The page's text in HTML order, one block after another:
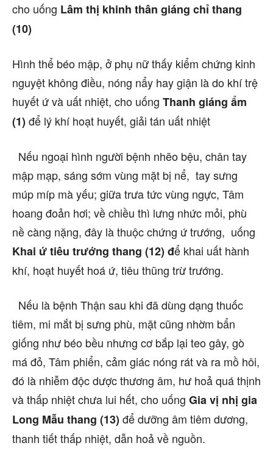
cho uống Lâm thị khinh thân giáng chỉ thang
(10)
Hình thể béo mập, ở phụ nữ thấy kiểm chứng kinh
nguyệt không điều, nóng nẩy hay giận là do khí trệ
huyết ứ và uất nhiệt, cho uống Thanh giáng ẩm
(1) để lý khí hoạt huyết, giải tán uất nhiệt
Nếu ngoại hình người bệnh nhẽo bệu, chân tay
mập mạp, sáng sớm vùng mặt bị nể, tay sưng
múp míp mà yếu; giữa trưa tức vùng ngực, Tâm
hoang đoản hơi; về chiều thì lưng nhức mỏi, phù
nề càng nặng, đây là thuộc chứng ứ trướng, uống
Khai ứ tiêu trướng thang (12) để khai uất hành
khí, hoạt huyết hoá ứ, tiêu thũng trừ trướng.
Nếu là bệnh Thận sau khi đã dùng dạng thuốc
tiêm, mi mắt bị sưng phù, mặt cũng nhờm bẩn
giống như béo bều nhưng cơ bắp lại teo gây, gò
má đỏ, Tâm phiển, cảm giác nóng rát và ra mồ hôi,
đó là nhiễm độc dược thương âm, hư hoả quá thịnh
và thấp nhiệt chưa lui hết, cho uống Gia vị nhị gia
Long Mẫu thang (13) để dưỡng âm tiêm dương,
thanh tiết thấp nhiệt, dẫn hoả về nguồn.